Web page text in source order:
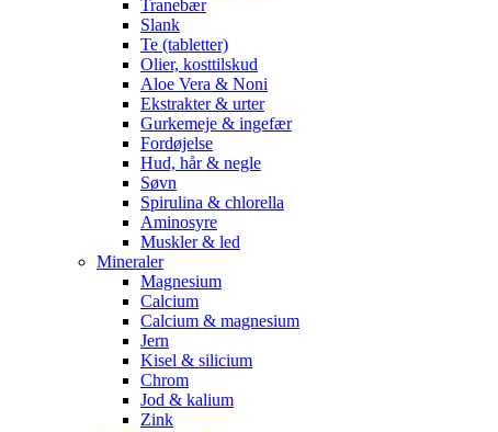
Tranebær
Slank
Te (tabletter)
Olier, kosttilskud
Aloe Vera & Noni
Ekstrakter & urter
Gurkemeje & ingefær
Fordøjelse
Hud, hår & negle
Søvn
Spirulina & chlorella
Aminosyre
Muskler & led
Mineraler
Magnesium
Calcium
Calcium & magnesium
Jern
Kisel & silicium
Chrom
Jod & kalium
Zink